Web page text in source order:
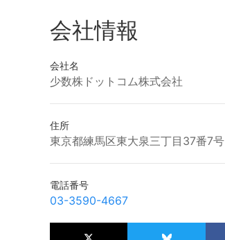
会社情報
会社名
少数株ドットコム株式会社
住所
東京都練馬区東大泉三丁目37番7号
電話番号
03-3590-4667